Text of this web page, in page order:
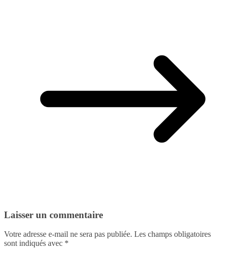
Laisser un commentaire
Votre adresse e-mail ne sera pas publiée. Les champs obligatoires
sont indiqués avec *